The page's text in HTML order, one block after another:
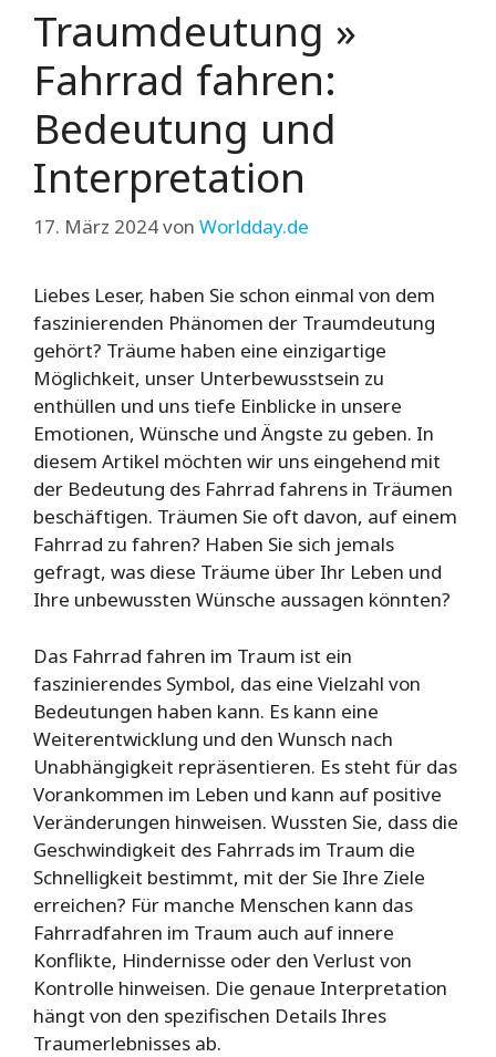
Traumdeutung »
Fahrrad fahren:
Bedeutung und
Interpretation
17. März 2024von Worldday.de
Liebes Leser, haben Sie schon einmal von dem
faszinierenden Phänomen der Traumdeutung
gehört? Träume haben eine einzigartige
Möglichkeit, unser Unterbewusstsein zu
enthüllen und uns tiefe Einblicke in unsere
Emotionen, Wünsche und Ängste zu geben. In
diesem Artikel möchten wir uns eingehend mit
der Bedeutung des Fahrrad fahrens in Träumen
beschäftigen. Träumen Sie oft davon, auf einem
Fahrrad zu fahren? Haben Sie sich jemals
gefragt, was diese Träume über Ihr Leben und
Ihre unbewussten Wünsche aussagen könnten?
Das Fahrrad fahren im Traum ist ein
faszinierendes Symbol, das eine Vielzahl von
Bedeutungen haben kann. Es kann eine
Weiterentwicklung und den Wunsch nach
Unabhängigkeit repräsentieren. Es steht für das
Vorankommen im Leben und kann auf positive
Veränderungen hinweisen. Wussten Sie, dass die
Geschwindigkeit des Fahrrads im Traum die
Schnelligkeit bestimmt, mit der Sie Ihre Ziele
erreichen? Für manche Menschen kann das
Fahrradfahren im Traum auch auf innere
Konflikte, Hindernisse oder den Verlust von
Kontrolle hinweisen. Die genaue Interpretation
hängt von den spezifischen Details Ihres
Traumerlebnisses ab.